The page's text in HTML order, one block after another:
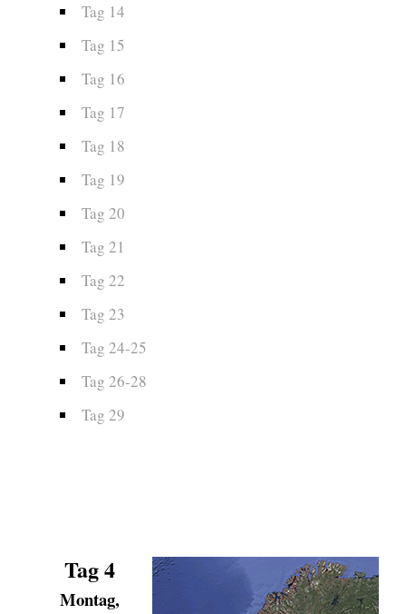
Tag 14
Tag 15
Tag 16
Tag 17
Tag 18
Tag 19
Tag 20
Tag 21
Tag 22
Tag 23
Tag 24-25
Tag 26-28
Tag 29
Tag 4
Montag,